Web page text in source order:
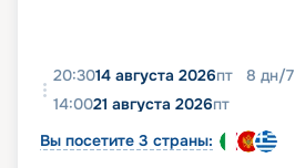
20:3014 августа 2026пт 8 дн/7
14:0021 августа 2026пт
Вы посетите 3 страны: